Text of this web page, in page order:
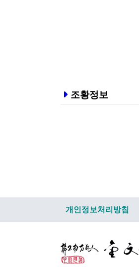
조황정보
개인정보처리방침